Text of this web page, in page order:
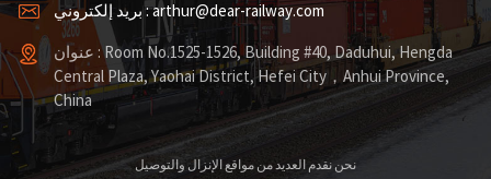
بريد إلكتروني : arthur@dear-railway.com
عنوان : Room No.1525-1526, Building #40, Daduhui, Hengda
Central Plaza, Yaohai District, Hefei City，Anhui Province,
China
نحن نقدم العديد من مواقع الإنزال والتوصيل